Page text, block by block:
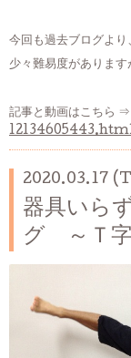
今回も過去ブログより
少々難易度があります
記事と動画はこちら ⇒
2020.03.17
器具いら
グ ～Ｔ字